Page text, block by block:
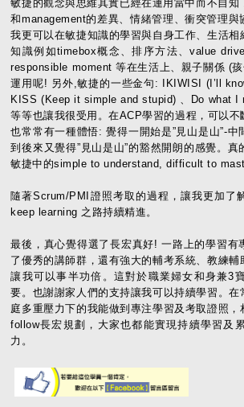
敏捷的觀念與思維其實已經在運用當中而不自
和management的差異、情緒管理、衝突管理
我更可以在敏捷知識的學習與自身工作、生活相
知識例如timebox概念、排序方法、value
responsible moment 等在生活上、親子關係 (
運用呢! 另外,敏捷的一些金句: IKIWISI (I’ll
KISS (Keep it simple and stupid) 、Do what I
等等也讓我很受用。在ACP學習的過程，可以不
也常常有一種體悟: 覺得一開始是”見山是山”-中
到後來又覺得”見山是山”的豁然開朗的感覺。
敏捷中的simple to understand, difficult to
隨著Scrum/PMI證照考取的過程，讓我更加了
keep learning 之路持續精進。
最後，真心覺得選了長宏真好! 一路上的學習有
了優秀的講師群，還有強大的輔考系統、教練輔
讓我可以事半功倍。這對於職業婦女和身兼3
要。也謝謝家人們的支持讓我可以持續學習。在
庭多重壓力下的我能做到專注學習及考取證照，
follow長宏規劃，大家也都能實現持續學習及
力。